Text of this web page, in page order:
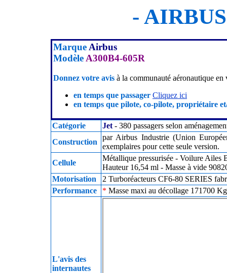
-
Marque Airbus
Modèle A300B4-605R
Donnez votre avis à la communauté aéronautique en
en temps que passager Cliquez ici
en temps que pilote, co-pilote, propriétaire
Catégorie Jet - 380 passagers selon
Construction
par Airbus Industrie (Union
exemplaires pour cette seule version.
Cellule
Métallique pressurisée - Voilure Ailes
Hauteur 16,54 ml - Masse à vide
Motorisation
2 Turboréacteurs CF6-80 SERIES
Performance
* Masse maxi au décollage 171700
L'avis des
internautes